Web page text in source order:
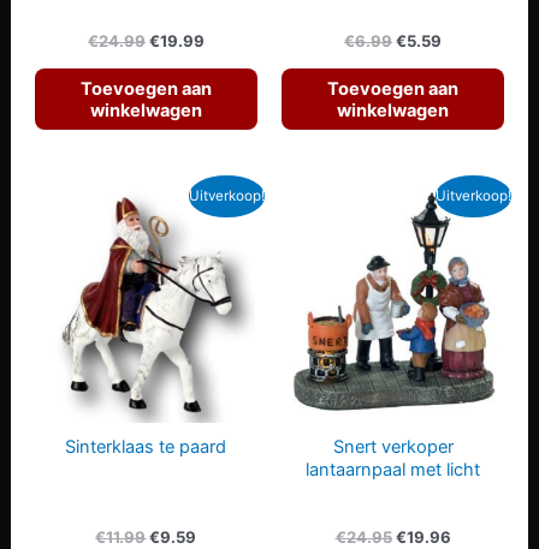
€24.99Oorspronkelijke
was:
€24.99.
€19.99Huidige
is:
€19.99.
Toevoegen aan
winkelwagen
€6.99Oorspronkelijke
was:
€6.99.
€5.59
is:
€5.59.
Toevoegen aan
winkelwagen
Uitverkoop!
Sinterklaas te paard
€11.99Oorspronkelijke
€9.59
Uitverkoop!
Snert verkoper
lantaarnpaal met licht
€24.95 Oorspronkelijke
€19.96Huidige